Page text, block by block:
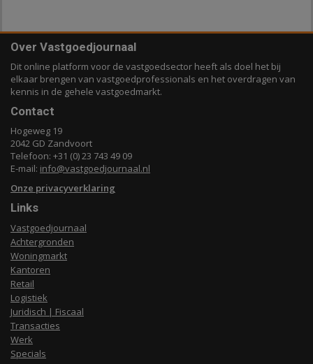
Over Vastgoedjournaal
Dit online platform voor de vastgoedsector heeft als doel het bij
elkaar brengen van vastgoedprofessionals en het overdragen van
kennis in de gehele vastgoedmarkt.
Contact
Hogeweg 19
2042 GD Zandvoort
Telefoon: +31 (0) 23 743 49 09
E-mail: info@vastgoedjournaal.nl
Onze privacyverklaring
Links
Vastgoedjournaal
Achtergronden
Woningmarkt
Kantoren
Retail
Logistiek
Juridisch | Fiscaal
Transacties
Werk
Specials